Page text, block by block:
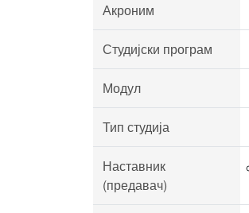
Акроним
Студијски програм
Модул
Тип студија
Наставник
(предавач)